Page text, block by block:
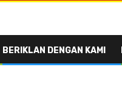
BERIKLAN DENGAN KAMI